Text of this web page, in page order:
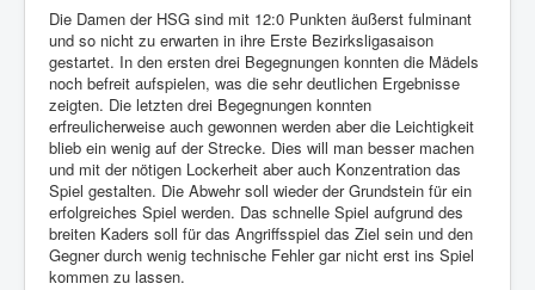
Die Damen der HSG sind mit 12:0 Punkten äußerst fulminant
und so nicht zu erwarten in ihre Erste Bezirksligasaison
gestartet. In den ersten drei Begegnungen konnten die Mädels
noch befreit aufspielen, was die sehr deutlichen Ergebnisse
zeigten. Die letzten drei Begegnungen konnten
erfreulicherweise auch gewonnen werden aber die Leichtigkeit
blieb ein wenig auf der Strecke. Dies will man besser machen
und mit der nötigen Lockerheit aber auch Konzentration das
Spiel gestalten. Die Abwehr soll wieder der Grundstein für ein
erfolgreiches Spiel werden. Das schnelle Spiel aufgrund des
breiten Kaders soll für das Angriffsspiel das Ziel sein und den
Gegner durch wenig technische Fehler gar nicht erst ins Spiel
kommen zu lassen.